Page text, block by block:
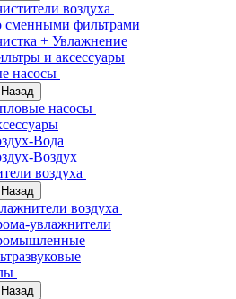
воздуха
сменными фильтрами
+ Увлажнение
и аксессуары
насосы
Назад
насосы
Вода
Воздух
воздуха
Назад
воздуха
увлажнители
Назад